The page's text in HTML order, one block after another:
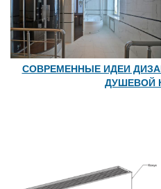
СОВРЕМЕННЫЕ ИДЕИ
ДУШЕВОЙ